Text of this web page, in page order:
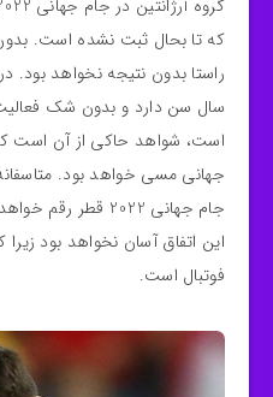
که تا بحال ثبت نشده است.
سال سن دارد و بدون شک
است، شواهد حاکی از آن است
جهانی مسی خواهد بود.
جام جهانی 2022
این اتفاق آسان نخواهد بود
فوتبال است.